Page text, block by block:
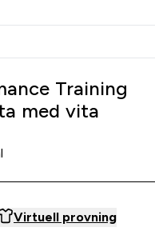
Training
med vita
Virtuell provning